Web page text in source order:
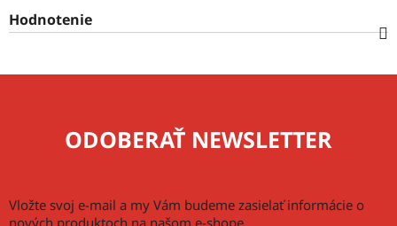
Hodnotenie
ODOBERAŤ NEWSLETTER
Vložte svoj e-mail a my Vám budeme zasielať informácie o
nových produktoch na našom e-shope.